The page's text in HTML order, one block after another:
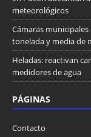
meteorológicos
Cámaras
tonelada y media de
Heladas: reactivan
medidores de agua
PÁGINAS
Contacto